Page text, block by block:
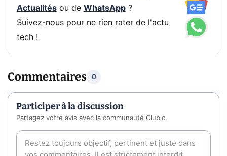
Actualitésou de WhatsApp?
Suivez-nous pour ne rien rater de l'actu
tech !
Commentaires 0
Participer à la discussion
Partagez votre avis avec la communauté Clubic.